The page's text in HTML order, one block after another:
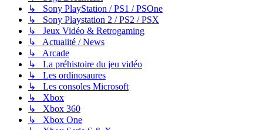
↳ Sony PlayStation / PS1 / PSOne
↳ Sony Playstation 2 / PS2 / PSX
↳ Jeux Vidéo & Retrogaming
↳ Actualité / News
↳ Arcade
↳ La préhistoire du jeu vidéo
↳ Les ordinosaures
↳ Les consoles Microsoft
↳ Xbox
↳ Xbox 360
↳ Xbox One